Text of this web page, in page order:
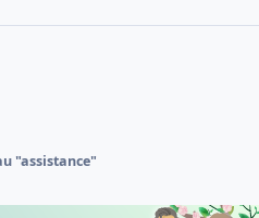
"assistance"